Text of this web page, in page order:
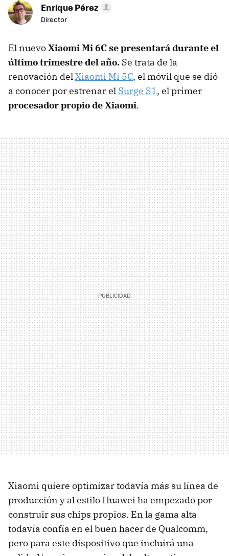
Enrique Pérez
Director
El nuevoXiaomi Mi 6C se presentará durante el
último trimestre del año. Se trata de la
renovación delXiaomi Mi 5C, el móvil que se dió
a conocer por estrenar el Surge S1, el primer
procesador propio de Xiaomi.
Xiaomi quiere optimizar todavía más su línea de
producción y al estilo Huawei ha empezado por
construir sus chips propios. En la gama alta
todavía confía en el buen hacer de Qualcomm,
pero para este dispositivo que incluirá una